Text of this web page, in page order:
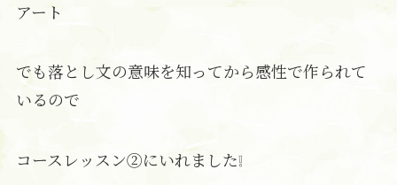
アート
でも落とし文の意味を知ってから感性で作られて
いるので
コースレッスン②にいれました❕